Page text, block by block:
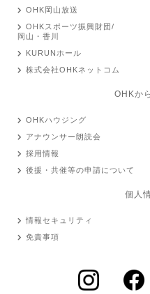
OHK岡山放送
OHKスポーツ振興財団/
岡山・香川
KURUNホール
株式会社OHKネットコム
OHKか
OHKハウジング
アナウンサー朗読会
採用情報
後援・共催等の申請について
個人
情報セキュリティ
免責事項